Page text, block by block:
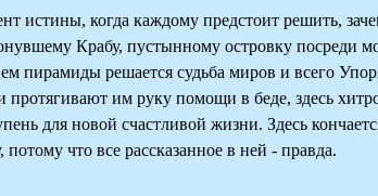
истины, когда каждому предстоит решить,
Крабу, пустынному островку посреди
пирамиды решается судьба миров и всего
им руку помощи в беде, здесь
для новой счастливой жизни. Здесь
потому что все рассказанное в ней - правда.